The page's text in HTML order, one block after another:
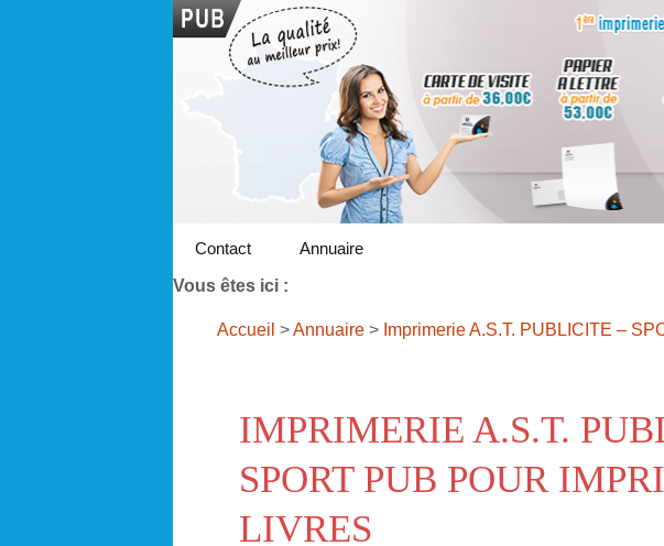
Contact
Annuaire
Vous êtes ici :
Accueil >Annuaire > Imprimerie A.S.T. PUBLICITE –
IMPRIMERIE A.S.T.
SPORT PUB POUR
LIVRES